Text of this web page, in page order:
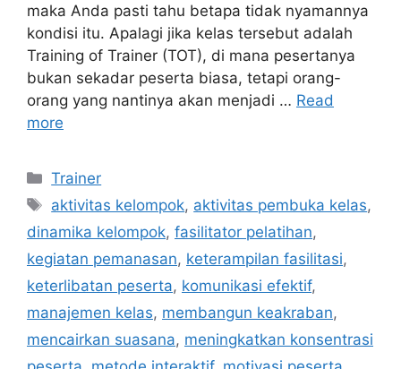
maka Anda pasti tahu betapa tidak nyamannya
kondisi itu. Apalagi jika kelas tersebut adalah
Training of Trainer (TOT), di mana pesertanya
bukan sekadar peserta biasa, tetapi orang-
orang yang nantinya akan menjadi … Read
more
Trainer
aktivitas kelompok, aktivitas pembuka kelas,
dinamika kelompok, fasilitator pelatihan,
kegiatan pemanasan, keterampilan fasilitasi,
keterlibatan peserta, komunikasi efektif,
manajemen kelas, membangun keakraban,
mencairkan suasana, meningkatkan konsentrasi